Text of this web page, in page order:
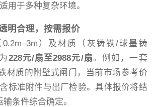
用于多种复杂环境。
明合理，按需报价
）及材质（灰铸铁/球墨铸
228元/扇至2988元/扇。例如，一套
材质的附壁式闸门，当前市场参考价
标准附件与出厂检验。具体报价将结
条件综合确定。